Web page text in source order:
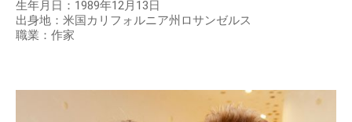
生年月日：1989年12月13日
出身地：米国カリフォルニア州ロサンゼルス
職業：作家